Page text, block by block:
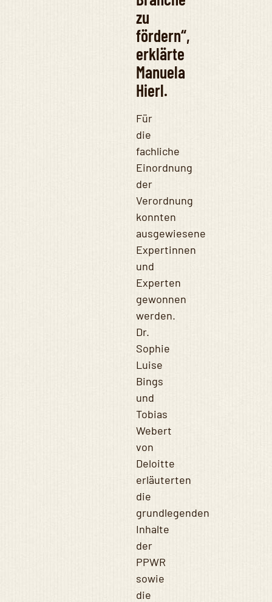
zu
fördern“,
erklärte
Manuela
Hierl.
Für
die
fachliche
Einordnung
der
Verordnung
konnten
ausgewiesene
Expertinnen
und
Experten
gewonnen
werden.
Dr.
Sophie
Luise
Bings
und
Tobias
Webert
von
Deloitte
erläuterten
die
grundlegenden
Inhalte
der
PPWR
sowie
die